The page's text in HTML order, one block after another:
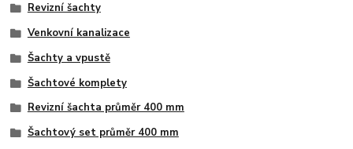
Revizní šachty
Venkovní kanalizace
Šachty a vpustě
Šachtové komplety
Revizní šachta průměr 400 mm
Šachtový set průměr 400 mm